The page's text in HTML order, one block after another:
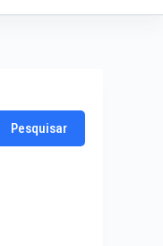
Pesquisar